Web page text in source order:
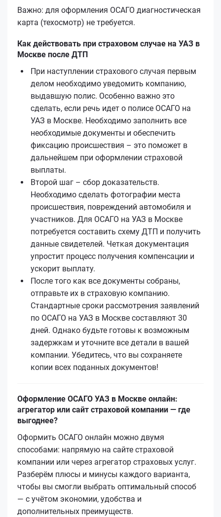
Важно: для оформления ОСАГО диагностическая
карта (техосмотр) не требуется.
Как действовать при страховом случае на УАЗ в
Москве после ДТП
При наступлении страхового случая первым
делом необходимо уведомить компанию,
выдавшую полис. Особенно важно это
сделать, если речь идет о полисе ОСАГО на
УАЗ в Москве. Необходимо заполнить все
необходимые документы и обеспечить
фиксацию происшествия – это поможет в
дальнейшем при оформлении страховой
выплаты.
Второй шаг – сбор доказательств.
Необходимо сделать фотографии места
происшествия, повреждений автомобиля и
участников. Для ОСАГО на УАЗ в Москве
потребуется составить схему ДТП и получить
данные свидетелей. Четкая документация
упростит процесс получения компенсации и
ускорит выплату.
После того как все документы собраны,
отправьте их в страховую компанию.
Стандартные сроки рассмотрения заявлений
по ОСАГО на УАЗ в Москве составляют 30
дней. Однако будьте готовы к возможным
задержкам и уточните все детали в вашей
компании. Убедитесь, что вы сохраняете
копии всех поданных документов!
Оформление ОСАГО УАЗ в Москве онлайн:
агрегатор или сайт страховой компании — где
выгоднее?
Оформить ОСАГО онлайн можно двумя
способами: напрямую на сайте страховой
компании или через агрегатор страховых услуг.
Разберём плюсы и минусы каждого варианта,
чтобы вы смогли выбрать оптимальный способ
— с учётом экономии, удобства и
дополнительных преимуществ.